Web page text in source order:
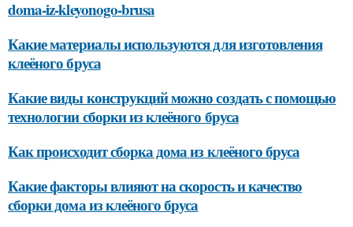
doma-iz-kleyonogo-brusa
Какие материалы используются для изготовления
клеёного бруса
Какие виды конструкций можно создать с помощью
технологии сборки из клеёного бруса
Как происходит сборка дома из клеёного бруса
Какие факторы влияют на скорость и качество
сборки дома из клеёного бруса